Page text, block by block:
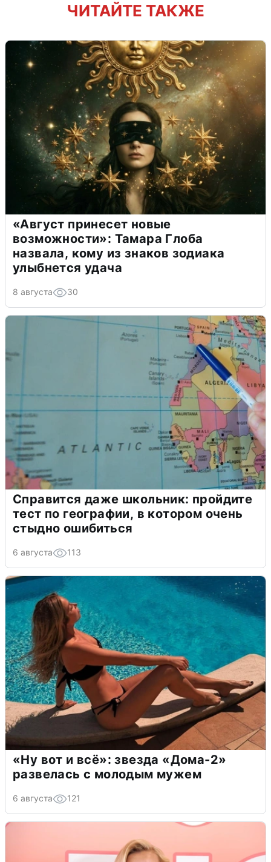
ЧИТАЙТЕ ТАКЖЕ
«Август принесет новые
возможности»: Тамара Глоба
назвала, кому из знаков зодиака
улыбнется удача
8 августа 30
Справится даже школьник: пройдите
тест по географии, в котором очень
стыдно ошибиться
6 августа 113
«Ну вот и всё»: звезда «Дома-2»
развелась с молодым мужем
6 августа 121